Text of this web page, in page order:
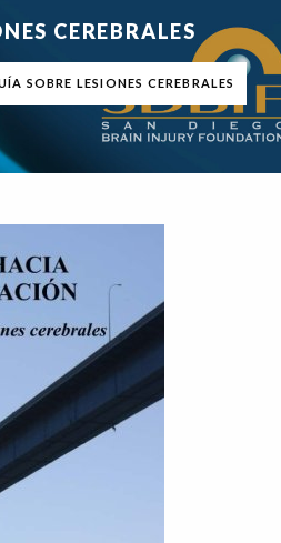
CEREBRALES
SOBRE LESIONES CEREBRALES